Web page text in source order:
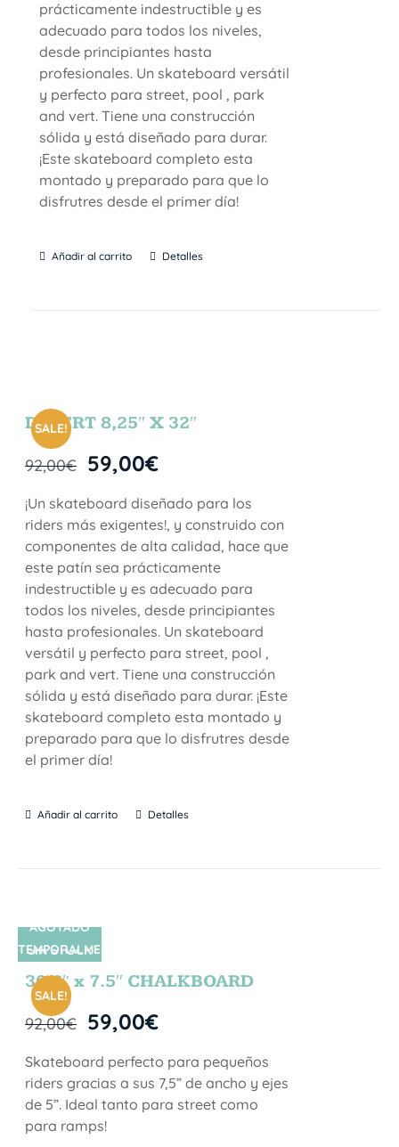
prácticamente indestructible y es
adecuado para todos los niveles,
desde principiantes hasta
profesionales. Un skateboard versátil
y perfecto para street, pool , park
and vert. Tiene una construcción
sólida y está diseñado para durar.
¡Este skateboard completo esta
montado y preparado para que lo
disfrutres desde el primer día!
Añadir al carrito Detalles
SALE!
DESERT 8,25″ X 32″
92,00€ 59,00€
¡Un skateboard diseñado para los
riders más exigentes!, y construido con
componentes de alta calidad, hace que
este patín sea prácticamente
indestructible y es adecuado para
todos los niveles, desde principiantes
hasta profesionales. Un skateboard
versátil y perfecto para street, pool ,
park and vert. Tiene una construcción
sólida y está diseñado para durar. ¡Este
skateboard completo esta montado y
preparado para que lo disfrutres desde
el primer día!
Añadir al carrito Detalles
SIN STOCK
SALE!
AGOTADO
TEMPORALME
NTE
30.5″ x 7.5″ CHALKBOARD
92,00€ 59,00€
Skateboard perfecto para pequeños
riders gracias a sus 7,5” de ancho y ejes
de 5”. Ideal tanto para street como
para ramps!